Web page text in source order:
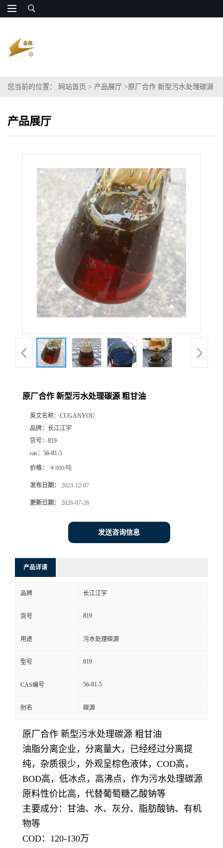
您当前的位置： 网站首页 > 产品展厅 >原厂合作 新型污水处理碳源
产品展厅
原厂合作 新型污水处理碳源 粗甘油
英文名称： CUGANYOU
品牌： 长江江宇
货号： 819
cas： 56-81-5
价格： ￥800/吨
发布日期： 2023-12-07
更新日期： 2026-07-26
发送咨询信息
产品详请
品牌 长江江宇
货号 819
用途 污水处理碳源
型号 819
CAS编号 56-81-5
别名 碳源
原厂合作 新型污水处理碳源 粗甘油
油脂分离企业，分离量大，已经经过分离提
纯，杂质很少，外观呈棕色液体，COD高，
BOD高，低冰点，高沸点，作为污水处理碳源
原料性价比高，代替葡萄糖乙酸钠等
主要成分：甘油、水、灰分、脂肪酸钠、有机
物等
COD：120-130万